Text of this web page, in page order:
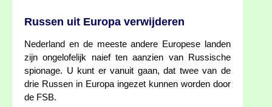
Russen uit Europa verwijderen
Nederland en de meeste andere Europese landen
zijn ongelofelijk naief ten aanzien van Russische
spionage. U kunt er vanuit gaan, dat twee van de
drie Russen in Europa ingezet kunnen worden door
de FSB.